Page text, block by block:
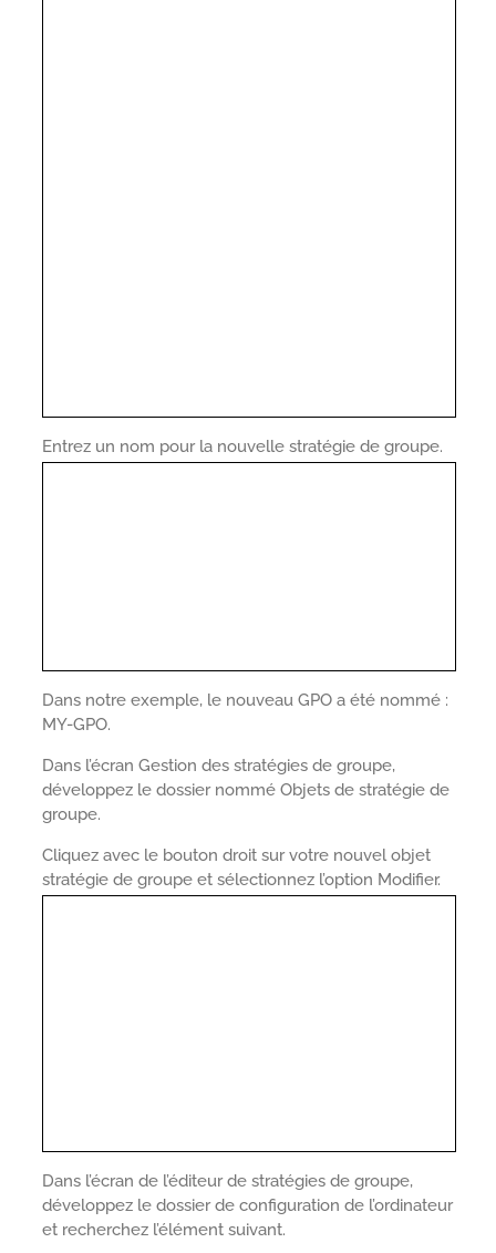
Entrez un nom pour la nouvelle stratégie de groupe.
Dans notre exemple, le nouveau GPO a été nommé :
MY-GPO.
Dans l’écran Gestion des stratégies de groupe,
développez le dossier nommé Objets de stratégie de
groupe.
Cliquez avec le bouton droit sur votre nouvel objet
stratégie de groupe et sélectionnez l’option Modifier.
Dans l’écran de l’éditeur de stratégies de groupe,
développez le dossier de configuration de l’ordinateur
et recherchez l’élément suivant.